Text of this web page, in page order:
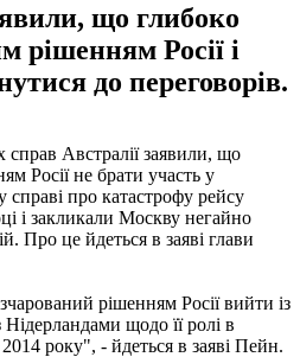
що глибоко
рішенням Росії і
до переговорів.
справ Австралії заявили, що
Росії не брати участь у
справі про катастрофу рейсу
і закликали Москву негайно
Про це йдеться в заяві глави
рішенням Росії вийти із
щодо її ролі в
року", - йдеться в заяві Пейн.